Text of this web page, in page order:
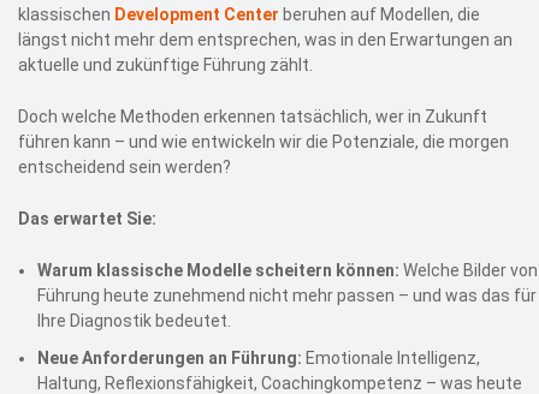
klassischen Development Center beruhen auf Modellen, die
längst nicht mehr dem entsprechen, was in den Erwartungen an
aktuelle und zukünftige Führung zählt.
Doch welche Methoden erkennen tatsächlich, wer in Zukunft
führen kann – und wie entwickeln wir die Potenziale, die morgen
entscheidend sein werden?
Das erwartet Sie:
Warum klassische Modelle scheitern können: Welche Bilder von
Führung heute zunehmend nicht mehr passen – und was das für
Ihre Diagnostik bedeutet.
Neue Anforderungen an Führung: Emotionale Intelligenz,
Haltung, Reflexionsfähigkeit, Coachingkompetenz – was heute